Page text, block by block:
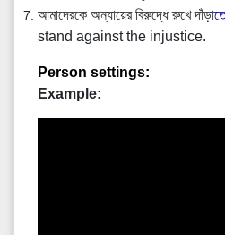
আমাদেরকে অন্যায়ের বিরুদ্ধে রুখে দাঁড়া
stand against the injustice.
Person settings:
Example: